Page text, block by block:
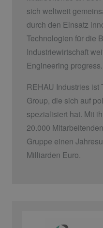
sich weltweit
durch den Einsatz
Technologien für die
Industriewirtschaft
Engineering
REHAU Industries ist
Group, die sich auf
spezialisiert hat. Mit
20.000
Gruppe einen
Milliarden Euro.